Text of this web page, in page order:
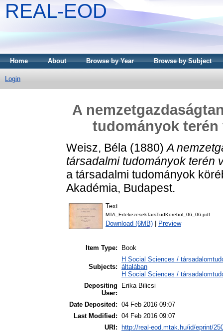
REAL-EOD
Home About Browse by Year Browse by Subject
Login
A
tudományok terén
Weisz, Béla (1880)A
társadalmi tudományok terén
a társadalmi tudományok
Akadémia, Budapest.
Text
MTA_ErtekezesekTarsTudKorebol_06_06.pdf
Download (6MB) Preview
Item Type: Book
Subjects:
H Social Sciences /
általában
H Social Sciences /
Depositing
User:
Erika Bilicsi
Date Deposited: 04 Feb 2016 09:07
Last Modified: 04 Feb 2016 09:07
URI:
http://real-eod.mtak.hu/id/eprint/